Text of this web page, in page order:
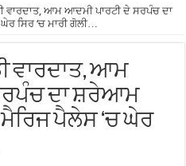
ਵਾਰਦਾਤ, ਆਮ ਆਦਮੀ ਪਾਰਟੀ ਦੇ ਸਰਪੰਚ ਦਾ
ਸਿਰ ‘ਚ ਮਾਰੀ ਗੋਲੀ…
ਵਾਰਦਾਤ, ਆਮ
ਦਾ ਸ਼ਰੇਆਮ
ਪੈਲੇਸ ‘ਚ ਘੇਰ